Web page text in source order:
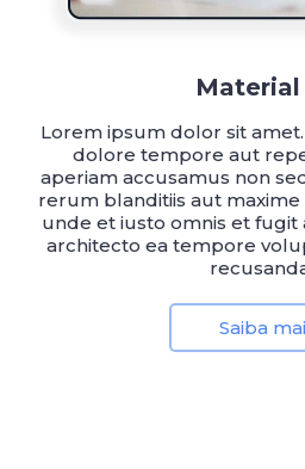
Material
Lorem ipsum dolor sit
dolore tempore aut
aperiam accusamus non
rerum blanditiis aut
unde et iusto omnis et
architecto ea tempore
Saiba